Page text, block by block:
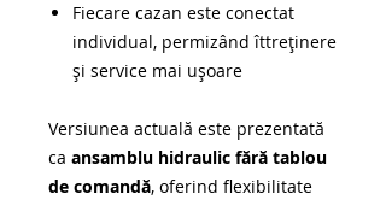
Fiecare cazan este conectat
individual, permizând îttreținere
şi service mai uşoare
Versiunea actuală este prezentată
ca ansamblu hidraulic fără tablou
de comandă, oferind flexibilitate